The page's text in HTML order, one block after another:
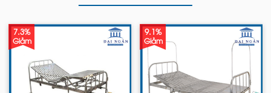
7.3%
Giảm
9.1%
Giảm